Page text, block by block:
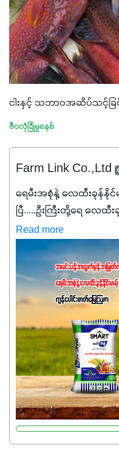
ငါးနှင့် သဘာဝအဆိပ်သင့်ခြင်
ဇီဝလုံခြုံမှုစနစ်
Farm Link Co.,Ltd
ရေမီးအစုံနဲ့ လေထီးခုန်နို
ပြီ.....ဦးကြီးတို့ရေ ‌လေ
သေးရင်တော့ ဒီစာလေး
အပင်တိုင်းအတွက် အဓိကအ
အက်စစ်တို့ အချိုးကျ ပေါ
ဓာတ်မြေဩဇာဖြစ်ပါတ
ကတော့ နိုက်ထရိုဂျင်
မှုကို အားပေးကာ သီးနှံပင်
ပြီး အစာချက်လုပ်မှုအား
ကြီးထွားမှုကို တိုးမြင့်စေ
သင့်တော်တဲ့ Phosphorus
ဖွဲ့စည်းတည်ဆောက်မှုကို ပို၍
တယ်။ ဒါ့အပြင် ပန်းပွင့်ခြ
လုပ်ငန်းစဉ်များကိုလည်း
Potassium 8%က အပ
Read more